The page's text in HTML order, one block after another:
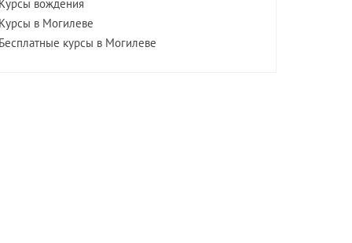
Курсы вождения
Курсы в Могилеве
Бесплатные курсы в Могилеве